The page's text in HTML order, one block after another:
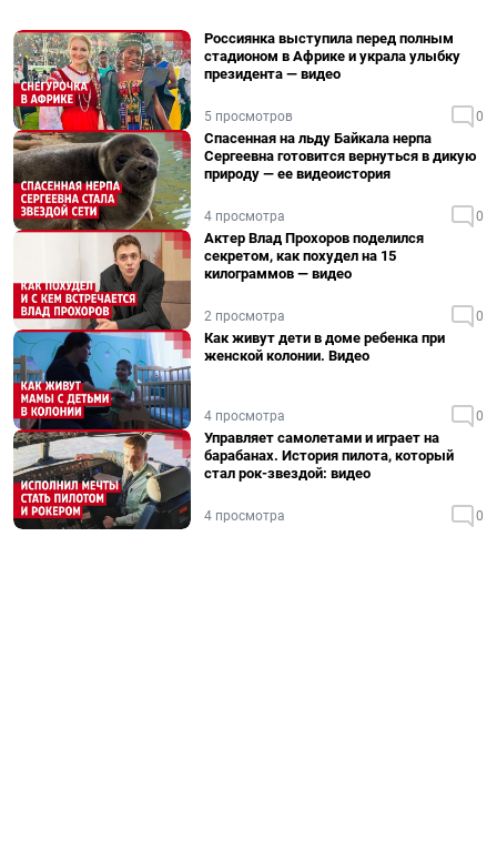
Россиянка выступила перед полным
стадионом в Африке и украла улыбку
президента — видео
5 просмотров 0
Спасенная на льду Байкала нерпа
Сергеевна готовится вернуться в дикую
природу — ее видеоистория
4 просмотра 0
Актер Влад Прохоров поделился
секретом, как похудел на 15
килограммов — видео
2 просмотра 0
Как живут дети в доме ребенка при
женской колонии. Видео
4 просмотра 0
Управляет самолетами и играет на
барабанах. История пилота, который
стал рок-звездой: видео
4 просмотра 0